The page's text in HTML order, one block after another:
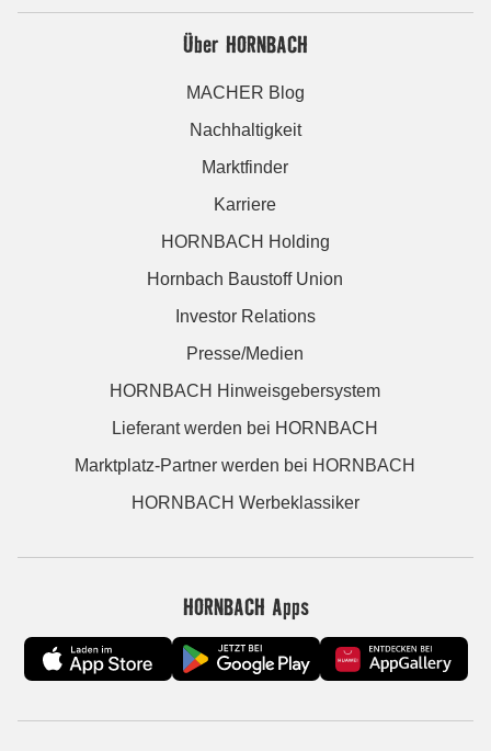
Über HORNBACH
MACHER Blog
Nachhaltigkeit
Marktfinder
Karriere
HORNBACH Holding
Hornbach Baustoff Union
Investor Relations
Presse/Medien
HORNBACH Hinweisgebersystem
Lieferant werden bei HORNBACH
Marktplatz-Partner werden bei HORNBACH
HORNBACH Werbeklassiker
HORNBACH Apps